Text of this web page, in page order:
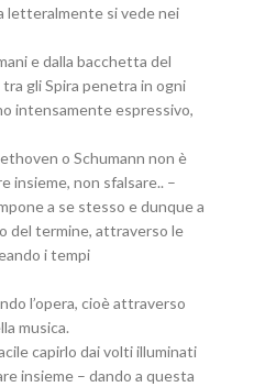
letteralmente si vede nei
e dalla bacchetta del
gli Spira penetra in ogni
intensamente espressivo,
o Schumann non è
insieme, non sfalsare.. –
a se stesso e dunque a
del termine, attraverso le
i tempi
l’opera, cioè attraverso
musica.
capirlo dai volti illuminati
insieme – dando a questa